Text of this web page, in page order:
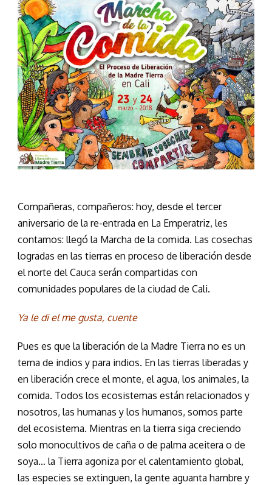
Compañeras, compañeros: hoy, desde el tercer
aniversario de la re-entrada en La Emperatriz, les
contamos: llegó la Marcha de la comida. Las cosechas
logradas en las tierras en proceso de liberación desde
el norte del Cauca serán compartidas con
comunidades populares de la ciudad de Cali.
Ya le di el me gusta, cuente
Pues es que la liberación de la Madre Tierra no es un
tema de indios y para indios. En las tierras liberadas y
en liberación crece el monte, el agua, los animales, la
comida. Todos los ecosistemas están relacionados y
nosotros, las humanas y los humanos, somos parte
del ecosistema. Mientras en la tierra siga creciendo
solo monocultivos de caña o de palma aceitera o de
soya… la Tierra agoniza por el calentamiento global,
las especies se extinguen, la gente aguanta hambre y